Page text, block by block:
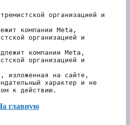
организацией и
компании Meta,
организацией и
компании Meta,
организацией и
изложенная на сайте,
характер и не
к действию.
главную